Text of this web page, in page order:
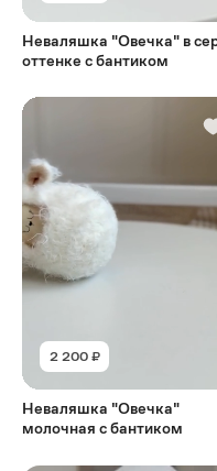
Неваляшка "Овечка" в
оттенке с бантиком
2 200 ₽
Неваляшка "Овечка"
молочная с бантиком